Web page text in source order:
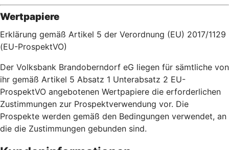
Wertpapiere
Erklärung gemäß Artikel 5 der Verordnung (EU) 2017/1129
(EU-ProspektVO)
Der Volksbank Brandoberndorf eG liegen für sämtliche von
ihr gemäß Artikel 5 Absatz 1 Unterabsatz 2 EU-
ProspektVO angebotenen Wertpapiere die erforderlichen
Zustimmungen zur Prospektverwendung vor. Die
Prospekte werden gemäß den Bedingungen verwendet, an
die die Zustimmungen gebunden sind.